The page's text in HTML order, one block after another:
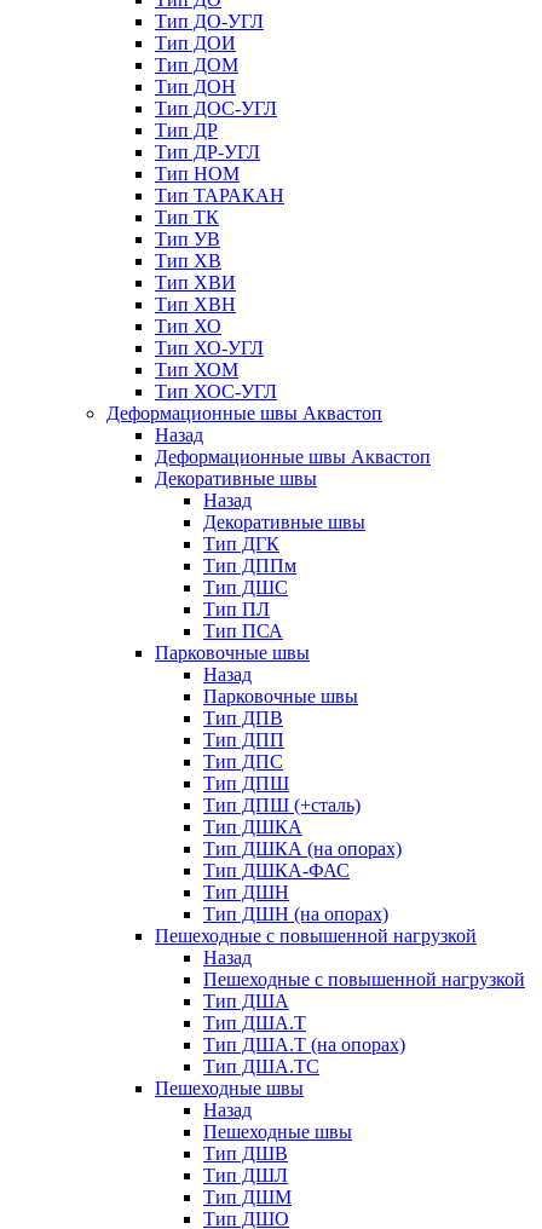
Тип ДО-УГЛ
Тип ДОИ
Тип ДОМ
Тип ДОН
Тип ДОС-УГЛ
Тип ДР
Тип ДР-УГЛ
Тип НОМ
Тип ТАРАКАН
Тип ТК
Тип УВ
Тип ХВ
Тип ХВИ
Тип ХВН
Тип ХО
Тип ХО-УГЛ
Тип ХОМ
Тип ХОС-УГЛ
Деформационные швы Аквастоп
Назад
Деформационные швы Аквастоп
Декоративные швы
Назад
Декоративные швы
Тип ДГК
Тип ДППм
Тип ДШС
Тип ПЛ
Тип ПСА
Парковочные швы
Назад
Парковочные швы
Тип ДПВ
Тип ДПП
Тип ДПС
Тип ДПШ
Тип ДПШ (+сталь)
Тип ДШКА
Тип ДШКА (на опорах)
Тип ДШКА-ФАС
Тип ДШН
Тип ДШН (на опорах)
Пешеходные с повышенной нагрузкой
Назад
Пешеходные с повышенной нагрузкой
Тип ДША
Тип ДША.Т
Тип ДША.Т (на опорах)
Тип ДША.ТС
Пешеходные швы
Назад
Пешеходные швы
Тип ДШВ
Тип ДШЛ
Тип ДШМ
Тип ДШО